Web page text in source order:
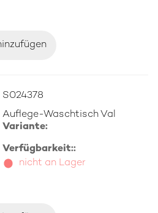
S024378
Auflege-Waschtisch Val
Variante:
Verfügbarkeit::
nicht an Lager